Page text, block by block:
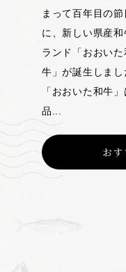
まって百年目の節
に、新しい県産和
ランド「おおいた
牛」が誕生しまし
「おおいた和牛」
品...
お